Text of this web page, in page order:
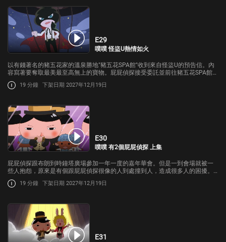
E29
噗噗 怪盜U熱情如火
以有錢著名的豬五花家的溫泉勝地"豬五花SPA館"收到來自怪盜U的預告信。內
容寫著要奪取最美最至高無上的寶物。屁屁偵探接受委託並前往豬五花SPA館所
在的溫泉街，但那裡發生了別的問題就是溫泉都出不來，於是屁屁偵探開始著
手調查。
19 分鐘 下架日期 2027年12月19日
E30
噗噗 有2個屁屁偵探 上集
屁屁偵探跟布朗到時鐘塔廣場參加一年一度的嘉年華會。但是一到會場就被一
些人抱怨，原來是有個跟屁屁偵探很像的人到處撞到人，造成很多人的困擾。
於是屁屁偵探接受了尋找跟他很像的人的委託。
19 分鐘 下架日期 2027年12月19日
E31